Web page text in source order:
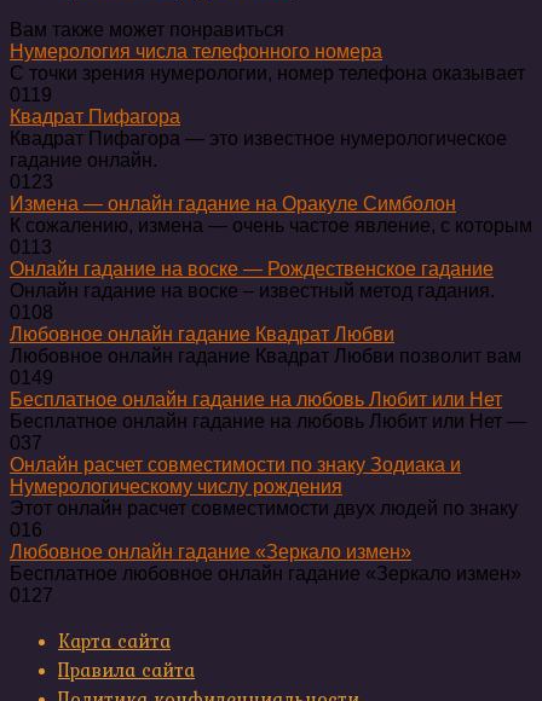
Вам также может понравиться
Нумерология числа телефонного номера
С точки зрения нумерологии, номер телефона оказывает
0119
Квадрат Пифагора
Квадрат Пифагора — это известное нумерологическое
гадание онлайн.
0123
Измена — онлайн гадание на Оракуле Симболон
К сожалению, измена — очень частое явление, с которым
0113
Онлайн гадание на воске — Рождественское гадание
Онлайн гадание на воске – известный метод гадания.
0108
Любовное онлайн гадание Квадрат Любви
Любовное онлайн гадание Квадрат Любви позволит вам
0149
Бесплатное онлайн гадание на любовь Любит или Нет
Бесплатное онлайн гадание на любовь Любит или Нет —
037
Онлайн расчет совместимости по знаку Зодиака и
Нумерологическому числу рождения
Этот онлайн расчет совместимости двух людей по знаку
016
Любовное онлайн гадание «Зеркало измен»
Бесплатное любовное онлайн гадание «Зеркало измен»
0127
Карта сайта
Правила сайта